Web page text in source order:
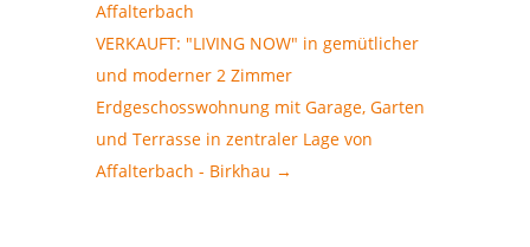
Affalterbach
VERKAUFT: "LIVING NOW" in gemütlicher
und moderner 2 Zimmer
Erdgeschosswohnung mit Garage, Garten
und Terrasse in zentraler Lage von
Affalterbach - Birkhau →